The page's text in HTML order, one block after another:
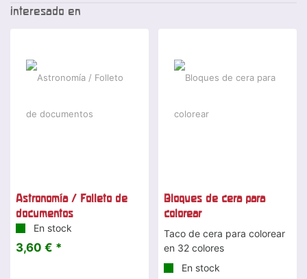
interesado en
Astronomía / Folleto de
documentos
En stock
3,60 € *
Bloques de cera para
colorear
Taco de cera para colorear
en 32 colores
En stock